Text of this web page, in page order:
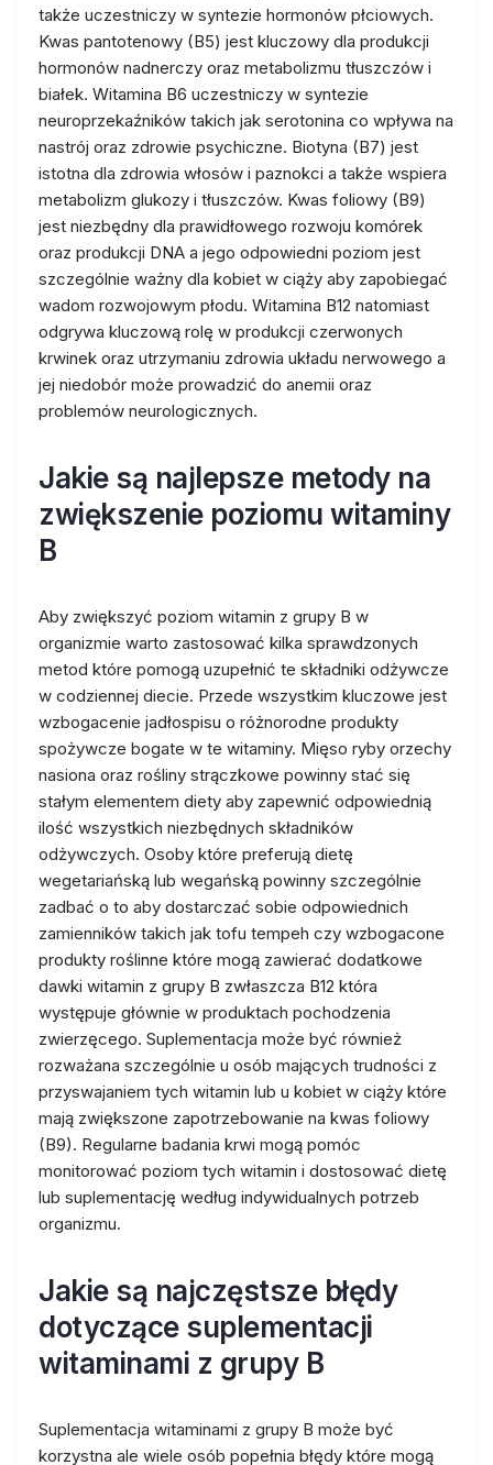
także uczestniczy w syntezie hormonów płciowych.
Kwas pantotenowy (B5) jest kluczowy dla produkcji
hormonów nadnerczy oraz metabolizmu tłuszczów i
białek. Witamina B6 uczestniczy w syntezie
neuroprzekaźników takich jak serotonina co wpływa na
nastrój oraz zdrowie psychiczne. Biotyna (B7) jest
istotna dla zdrowia włosów i paznokci a także wspiera
metabolizm glukozy i tłuszczów. Kwas foliowy (B9)
jest niezbędny dla prawidłowego rozwoju komórek
oraz produkcji DNA a jego odpowiedni poziom jest
szczególnie ważny dla kobiet w ciąży aby zapobiegać
wadom rozwojowym płodu. Witamina B12 natomiast
odgrywa kluczową rolę w produkcji czerwonych
krwinek oraz utrzymaniu zdrowia układu nerwowego a
jej niedobór może prowadzić do anemii oraz
problemów neurologicznych.
Jakie są najlepsze metody na
zwiększenie poziomu witaminy
B
Aby zwiększyć poziom witamin z grupy B w
organizmie warto zastosować kilka sprawdzonych
metod które pomogą uzupełnić te składniki odżywcze
w codziennej diecie. Przede wszystkim kluczowe jest
wzbogacenie jadłospisu o różnorodne produkty
spożywcze bogate w te witaminy. Mięso ryby orzechy
nasiona oraz rośliny strączkowe powinny stać się
stałym elementem diety aby zapewnić odpowiednią
ilość wszystkich niezbędnych składników
odżywczych. Osoby które preferują dietę
wegetariańską lub wegańską powinny szczególnie
zadbać o to aby dostarczać sobie odpowiednich
zamienników takich jak tofu tempeh czy wzbogacone
produkty roślinne które mogą zawierać dodatkowe
dawki witamin z grupy B zwłaszcza B12 która
występuje głównie w produktach pochodzenia
zwierzęcego. Suplementacja może być również
rozważana szczególnie u osób mających trudności z
przyswajaniem tych witamin lub u kobiet w ciąży które
mają zwiększone zapotrzebowanie na kwas foliowy
(B9). Regularne badania krwi mogą pomóc
monitorować poziom tych witamin i dostosować dietę
lub suplementację według indywidualnych potrzeb
organizmu.
Jakie są najczęstsze błędy
dotyczące suplementacji
witaminami z grupy B
Suplementacja witaminami z grupy B może być
korzystna ale wiele osób popełnia błędy które mogą